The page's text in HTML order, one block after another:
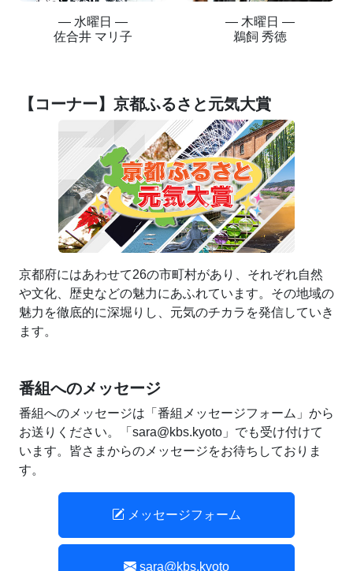
― 水曜日 ―
佐合井 マリ子
― 木曜日 ―
鵜飼 秀徳
【コーナー】京都ふるさと元気大賞
京都府にはあわせて26の市町村があり、それぞれ自然
や文化、歴史などの魅力にあふれています。その地域の
魅力を徹底的に深堀りし、元気のチカラを発信していき
ます。
番組へのメッセージ
番組へのメッセージは「番組メッセージフォーム」から
お送りください。「sara@kbs.kyoto」でも受け付けて
います。皆さまからのメッセージをお待ちしておりま
す。
メッセージフォーム
sara@kbs.kyoto